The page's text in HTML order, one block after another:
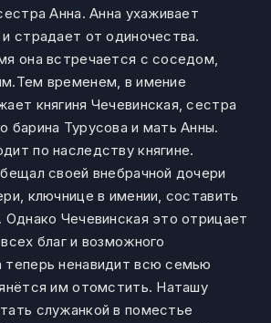
Анна. Анна ухаживает
страдает от одиночества.
она встречается с соседом,
временем, в имение
княгиня Чечевинская, сестра
барина Турусова и мать Анны.
по наследству княгине.
своей внебрачной дочери
ключнице в имении, составить
Однако Чечевинская это отрицает
благ и возможного
ненавидит всю семью
им отомстить. Наташу
служанкой в поместье